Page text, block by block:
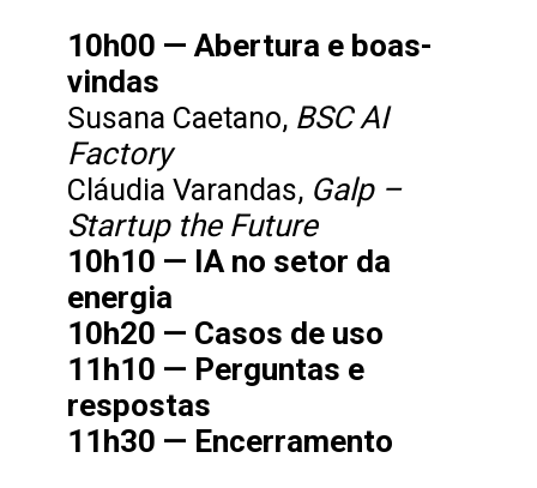
10h00 — Abertura e boas-
vindas
Susana Caetano, BSC AI
Factory
Cláudia Varandas, Galp –
Startup the Future
10h10 — IA no setor da
energia
10h20 — Casos de uso
11h10 — Perguntas e
respostas
11h30 — Encerramento